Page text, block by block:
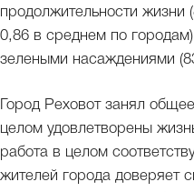
продолжительности жизни
0,86 в среднем по
зелеными насаждениями
Город Реховот занял
целом удовлетворены
работа в целом
жителей города доверяет